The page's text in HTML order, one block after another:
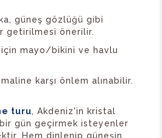
güneş gözlüğü gibi
getirilmesi önerilir.
mayo/bikini ve havlu
karşı önlem alınabilir.
turu, Akdeniz'in kristal
gün geçirmek isteyenler
Hem dinlenip güneşin